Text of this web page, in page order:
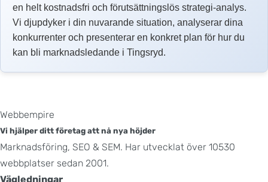
en helt kostnadsfri och förutsättningslös strategi-analys.
Vi djupdyker i din nuvarande situation, analyserar dina
konkurrenter och presenterar en konkret plan för hur du
kan bli marknadsledande i Tingsryd.
Webbempire
Vi hjälper ditt företag att nå nya höjder
Marknadsföring, SEO & SEM. Har utvecklat över 10530
webbplatser sedan 2001.
Vägledningar